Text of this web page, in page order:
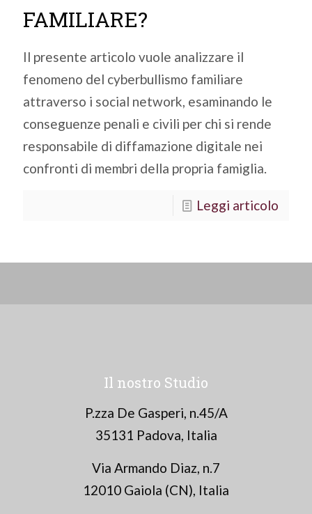
FAMILIARE?
Il presente articolo vuole analizzare il
fenomeno del cyberbullismo familiare
attraverso i social network, esaminando le
conseguenze penali e civili per chi si rende
responsabile di diffamazione digitale nei
confronti di membri della propria famiglia.
Leggi articolo
Il nostro Studio
P.zza De Gasperi, n.45/A
35131 Padova, Italia
Via Armando Diaz, n.7
12010 Gaiola (CN), Italia